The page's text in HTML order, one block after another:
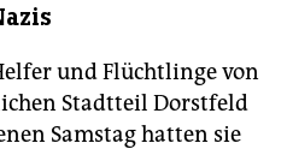
und Flüchtlinge von
Stadtteil Dorstfeld
Samstag hatten sie